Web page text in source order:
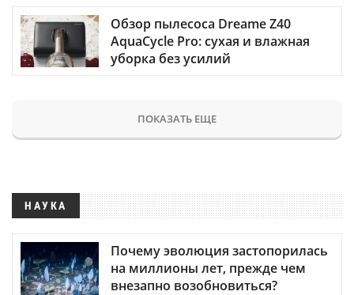
Обзор пылесоса Dreame Z40
AquaCycle Pro: сухая и влажная
уборка без усилий
ПОКАЗАТЬ ЕЩЕ
НАУКА
Почему эволюция застопорилась
на миллионы лет, прежде чем
внезапно возобновиться?